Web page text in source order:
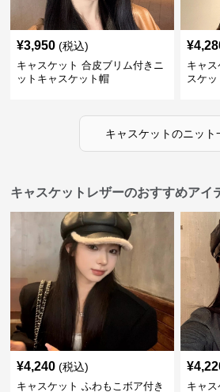
¥3,950 (税込)
キャスケット 合皮ブリム付きニ
ットキャスケット帽
¥
キャ
スケ
キャスケットのニット
キャスケットレザーのおすすめアイ
¥4,240 (税込)
キャスケット ふわもこボア付き
¥
キャ